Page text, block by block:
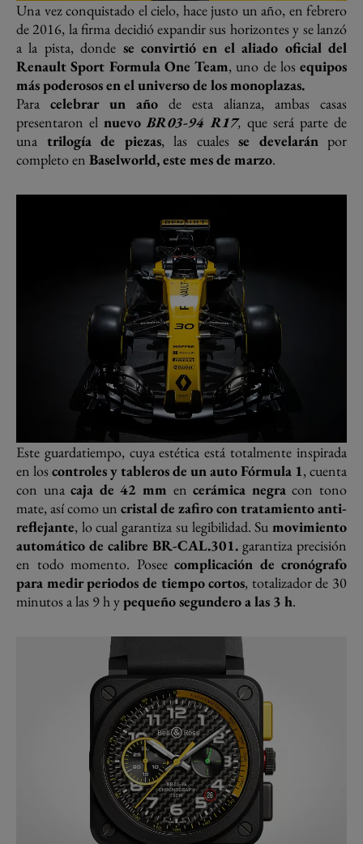
Una vez conquistado el cielo, hace justo un año, en febrero
de 2016, la firma decidió expandir sus horizontes y se lanzó
a la pista, donde se convirtió en el aliado oficial del
Renault Sport Formula One Team, uno de los equipos
más poderosos en el universo de los monoplazas.
Para celebrar un año de esta alianza, ambas casas
presentaron elnuevoBR03-94 R17, que será parte de
una trilogía de piezas, las cuales se develaránpor
completo en Baselworld, este mes de marzo.
Este guardatiempo, cuya estética está totalmente inspirada
en los controles y tableros de un auto Fórmula 1, cuenta
con unacaja de 42 mm encerámica negracon tono
mate, así como un cristal de zafiro con tratamiento anti-
reflejante, lo cual garantiza su legibilidad. Su movimiento
automático de calibre BR-CAL.301. garantiza precisión
en todo momento. Posee complicación de cronógrafo
para medir periodos de tiempo cortos, totalizador de 30
minutos a las 9 h ypequeño segundero a las 3 h.